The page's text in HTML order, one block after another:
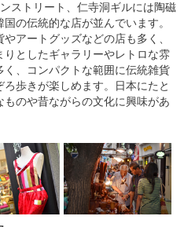
ストリート、仁寺洞ギルには陶磁
の伝統的な店が並んでいます。
アートグッズなどの店も多く、
としたギャラリーやレトロな雰
、コンパクトな範囲に伝統雑貨
歩きが楽しめます。日本にたと
のや昔ながらの文化に興味があ